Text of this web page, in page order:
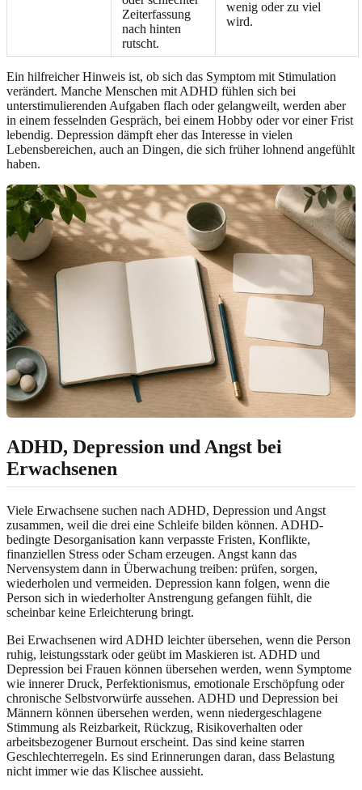
Zeiterfassung
nach hinten
rutscht.
wenig oder zu viel
wird.
Ein hilfreicher Hinweis ist, ob sich das Symptom mit Stimulation
verändert. Manche Menschen mit ADHD fühlen sich bei
unterstimulierenden Aufgaben flach oder gelangweilt, werden aber
in einem fesselnden Gespräch, bei einem Hobby oder vor einer Frist
lebendig. Depression dämpft eher das Interesse in vielen
Lebensbereichen, auch an Dingen, die sich früher lohnend angefühlt
haben.
ADHD, Depression und Angst bei
Erwachsenen
Viele Erwachsene suchen nach ADHD, Depression und Angst
zusammen, weil die drei eine Schleife bilden können. ADHD-
bedingte Desorganisation kann verpasste Fristen, Konflikte,
finanziellen Stress oder Scham erzeugen. Angst kann das
Nervensystem dann in Überwachung treiben: prüfen, sorgen,
wiederholen und vermeiden. Depression kann folgen, wenn die
Person sich in wiederholter Anstrengung gefangen fühlt, die
scheinbar keine Erleichterung bringt.
Bei Erwachsenen wird ADHD leichter übersehen, wenn die Person
ruhig, leistungsstark oder geübt im Maskieren ist. ADHD und
Depression bei Frauen können übersehen werden, wenn Symptome
wie innerer Druck, Perfektionismus, emotionale Erschöpfung oder
chronische Selbstvorwürfe aussehen. ADHD und Depression bei
Männern können übersehen werden, wenn niedergeschlagene
Stimmung als Reizbarkeit, Rückzug, Risikoverhalten oder
arbeitsbezogener Burnout erscheint. Das sind keine starren
Geschlechterregeln. Es sind Erinnerungen daran, dass Belastung
nicht immer wie das Klischee aussieht.